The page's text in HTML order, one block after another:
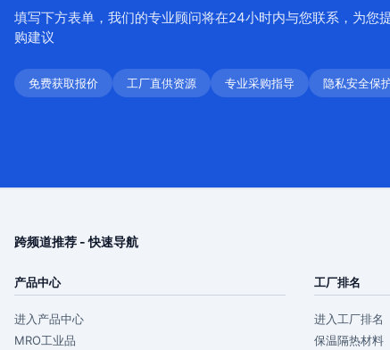
填写下方表单，我们的专业顾问将在24小时内与您联系，为您
购建议
免费获取报价 工厂直供资源 专业采购指导 隐私安全保
跨频道推荐 - 快速导航
产品中心
进入产品中心
MRO工业品
工厂排名
进入工厂排名
保温隔热材料